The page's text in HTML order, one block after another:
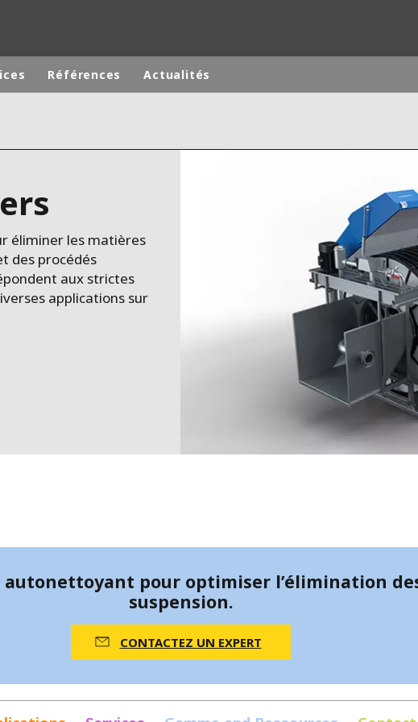
WESTGARTH
Références Actualités
éliminer les matières
des procédés
aux strictes
applications sur
pour optimiser l’élimination
suspension.
CONTACTEZ UN EXPERT